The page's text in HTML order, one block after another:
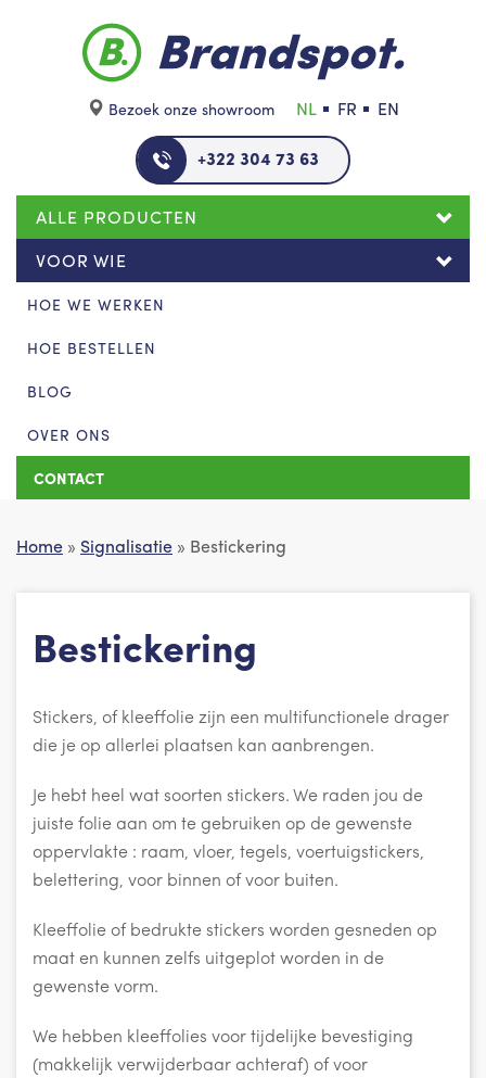
Bezoek onze showroom NL FR
EN
+322 304 73 63
ALLE PRODUCTEN
VOOR WIE
HOE WE WERKEN
HOE BESTELLEN
BLOG
OVER ONS
CONTACT
Home » Signalisatie » Bestickering
Bestickering
Stickers, of kleeffolie zijn een multifunctionele drager
die je op allerlei plaatsen kan aanbrengen.
Je hebt heel wat soorten stickers. We raden jou de
juiste folie aan om te gebruiken op de gewenste
oppervlakte : raam, vloer, tegels, voertuigstickers,
belettering, voor binnen of voor buiten.
Kleeffolie of bedrukte stickers worden gesneden op
maat en kunnen zelfs uitgeplot worden in de
gewenste vorm.
We hebben kleeffolies voor tijdelijke bevestiging
(makkelijk verwijderbaar achteraf) of voor